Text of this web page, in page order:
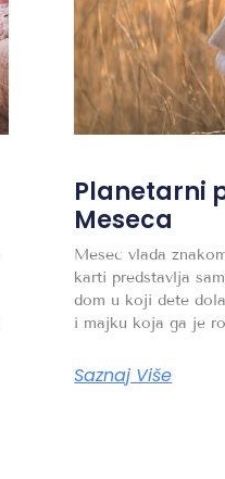
Planetarni
Meseca
Mesec vlada
karti predstavlja
dom u koji dete
i majku koja ga je
Saznaj Više